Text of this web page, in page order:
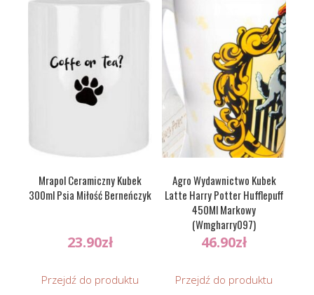
Mrapol Ceramiczny Kubek
300ml Psia Miłość Berneńczyk
23.90zł
Przejdź do produktu
Agro Wydawnictwo Kubek
Latte Harry Potter Hufflepuff
450Ml Markowy
(Wmgharry097)
46.90zł
Przejdź do produktu